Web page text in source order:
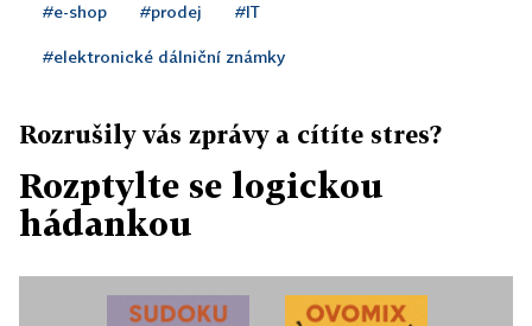
#e-shop #prodej #IT
#elektronické dálniční známky
Rozrušily vás zprávy a cítíte stres?
Rozptylte se logickou
hádankou